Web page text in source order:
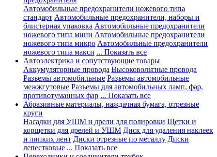
Автомобильные предохранители ножевого типа
стандарт Автомобильные предохранители, наборы и
блистерная упаковка Автомобильные предохранители
ножевого типа мини Автомобильные предохранители
ножевого типа микро Автомобильные предохранители
ножевого типа макси ... Показать все
Автоэлектрика и сопутствующие товары
Аккумуляторные провода Высоковольтные провода
Разъемы автомобильные Разъемы автомобильные
межжгутовые Разъемы для автомобильных ламп, фар,
противотуманных фар ... Показать все
Абразивные материалы, наждачная бумага, отрезные
круги
Насадки для УШМ и дрели для полировки Щетки и
корщетки для дрелей и УШМ Диск для удаления наклеек
и липких лент Диски отрезные по металлу Диски
лепестковые ... Показать все